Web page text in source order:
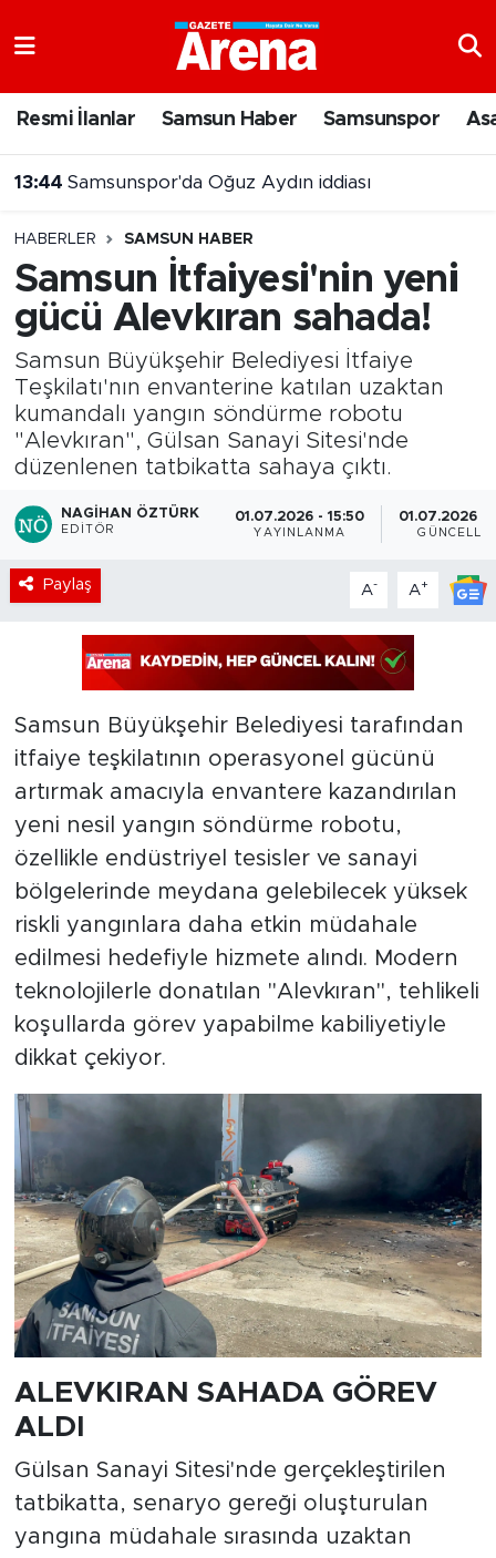
Resmi İlanlar Samsun Haber Samsunspor
13:42 71 ilde uyuşturucu operasyonu
HABERLER SAMSUN HABER
Samsun İtfaiyesi'nin yeni
gücü Alevkıran sahada!
Samsun Büyükşehir Belediyesi İtfaiye
Teşkilatı'nın envanterine katılan uzaktan
kumandalı yangın söndürme robotu
"Alevkıran", Gülsan Sanayi Sitesi'nde
düzenlenen tatbikatta sahaya çıktı.
NAGIHAN ÖZTÜRK
EDITÖR
01.07.2026 - 15:50
YAYINLANMA
01.07.2026 -
Paylaş A- A+
Samsun Büyükşehir Belediyesi tarafından
itfaiye teşkilatının operasyonel gücünü
artırmak amacıyla envantere kazandırılan
yeni nesil yangın söndürme robotu,
özellikle endüstriyel tesisler ve sanayi
bölgelerinde meydana gelebilecek yüksek
riskli yangınlara daha etkin müdahale
edilmesi hedefiyle hizmete alındı. Modern
teknolojilerle donatılan "Alevkıran", tehlikeli
koşullarda görev yapabilme kabiliyetiyle
dikkat çekiyor.
ALEVKIRAN SAHADA GÖREV
ALDI
Gülsan Sanayi Sitesi'nde gerçekleştirilen
tatbikatta, senaryo gereği oluşturulan
yangına müdahale sırasında uzaktan
Samsun Namaz Vakitleri
Trafik Durumu
Süper Lig Puan Durumu ve Fikstür
Tüm Manşetler
Son Dakika Haberleri
Haber Arşivi